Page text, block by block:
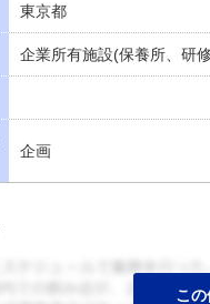
東京都
企業所有施設(保養所、研
企画